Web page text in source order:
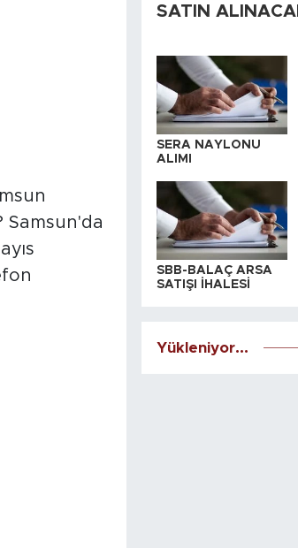
Samsun'da
SATIN
SERA NAYLONU
ALIMI
SBB-BALAÇ ARSA
SATIŞI İHALESİ
Yükleniyor...